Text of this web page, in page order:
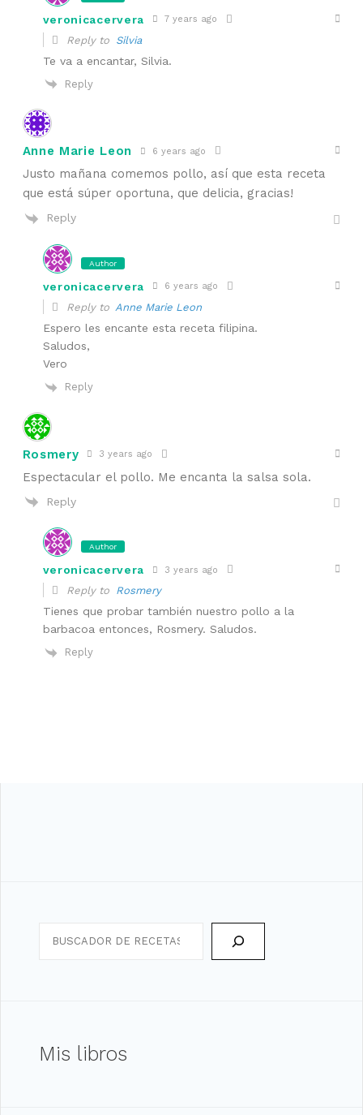
veronicacervera 7 years ago
Reply to Silvia
Te va a encantar, Silvia.
Reply
Anne Marie Leon 6 years ago
Justo mañana comemos pollo, así que esta receta
que está súper oportuna, que delicia, gracias!
Reply
Author
veronicacervera 6 years ago
Reply to Anne Marie Leon
Espero les encante esta receta filipina.
Saludos,
Vero
Reply
Rosmery 3 years ago
Espectacular el pollo. Me encanta la salsa sola.
Reply
Author
veronicacervera 3 years ago
Reply to Rosmery
Tienes que probar también nuestro pollo a la
barbacoa entonces, Rosmery. Saludos.
Reply
Mis libros